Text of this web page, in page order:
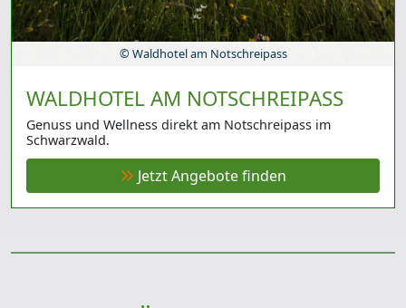
© Waldhotel am Notschreipass
WALDHOTEL AM NOTSCHREIPASS
Genuss und Wellness direkt am Notschreipass im
Schwarzwald.
Jetzt Angebote finden